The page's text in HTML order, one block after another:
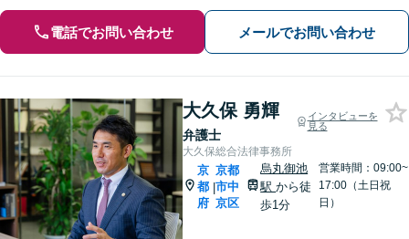
電話でお問い合わせ メールでお問い合わせ
大久保 勇輝
弁護士
インタビューを
見る
大久保総合法律事務所
京
都
府
|
京都
市中
京区
烏丸御池
駅から徒
歩1分
営業時間：09:00~
17:00（土日祝
日）